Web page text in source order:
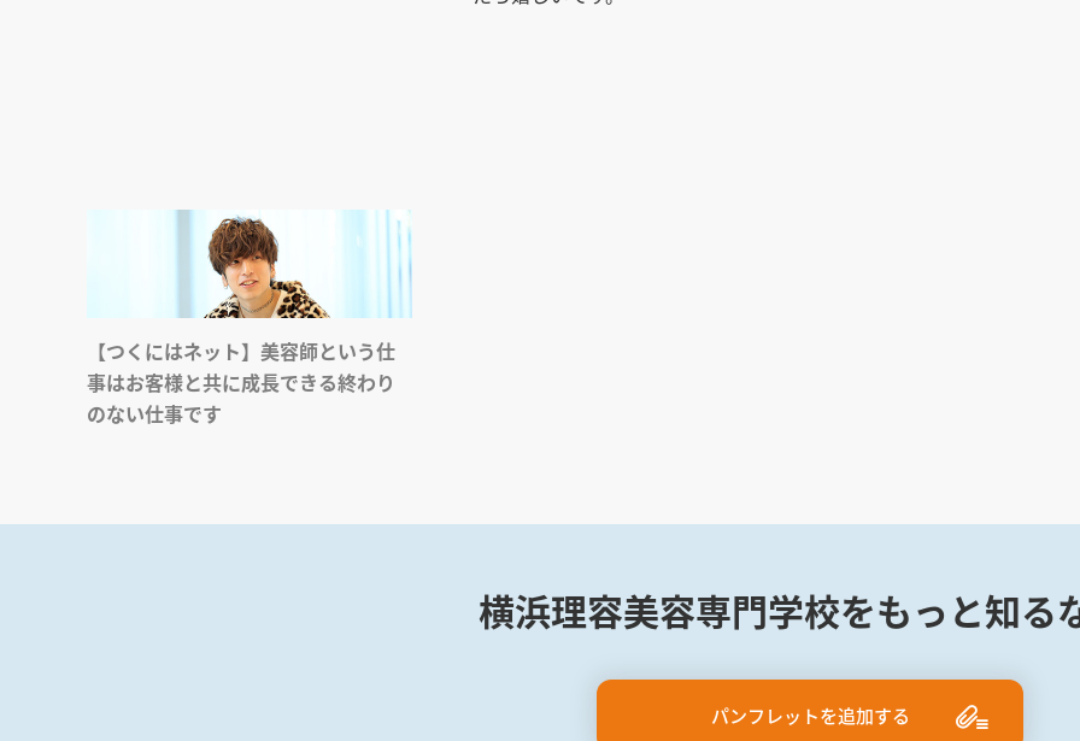
【つくにはネット】美容師という仕
事はお客様と共に成長できる終わり
のない仕事です
横浜理容美容専門学校をもっと知る
パンフレットを追加する